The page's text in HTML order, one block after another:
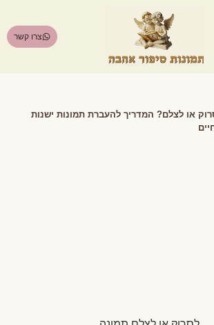
צרו קשר
או לצלם? המדריך להעברת תמונות ישנות